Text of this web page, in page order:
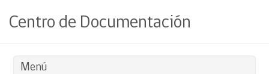
Centro de Documentación
Menú